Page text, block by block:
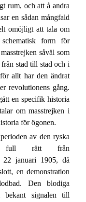
rum, och att å andra
en sådan mångfald
omöjligt att tala om
form för
såväl som
stad till stad och i
allt har den ändrat
revolutionens gång.
en specifik historia
om masstrejken i
för ögonen.
av den ryska
full rätt från
22 januari 1905, då
en demonstration
Den blodiga
bekant signalen till